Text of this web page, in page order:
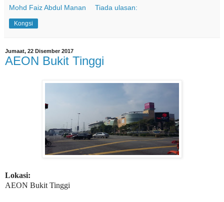
Mohd Faiz Abdul Manan Tiada ulasan:
Kongsi
Jumaat, 22 Disember 2017
AEON Bukit Tinggi
Lokasi:
AEON Bukit Tinggi